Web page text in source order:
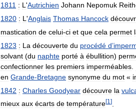
1811 : L 'Autrichien Johann Nepomuk
1820 : L 'Anglais Thomas Hancock
mastication de celui-ci et que cela permet
1823 : La découverte du procédé d’
solvant (du naphte porté à ébullition)
confectionner les premiers imperméables
en Grande-Bretagne synonyme du mot «
1842 : Charles Goodyear découvre la
mieux aux écarts de température[1 ]